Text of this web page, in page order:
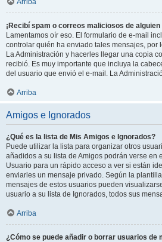
Arriba
¡Recibí spam o correos maliciosos de
Lamentamos oír eso. El formulario de e-mail
controlar quién ha enviado tales mensajes, por
La Administración y hacerles llegar una copia
recibió. Es muy importante que incluya la
del usuario que envió el e-mail. La
Arriba
Amigos e Ignorados
¿Qué es la lista de Mis Amigos e Ignorados?
Puede utilizar la lista para organizar otros
añadidos a su lista de Amigos podrán verse en
Usuario para un rápido acceso a ver si están
enviarles un mensaje privado. Según la
mensajes de estos usuarios pueden
usuario a su lista de Ignorados, todos sus
Arriba
¿Cómo se puede añadir o borrar usuarios de